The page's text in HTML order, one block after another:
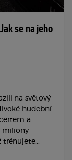
se na jeho
na světový
hudební
a
miliony